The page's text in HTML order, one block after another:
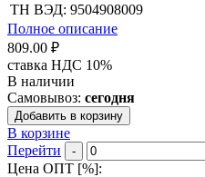
ТН ВЭД: 9504908009
Полное описание
809.00 ₽
ставка НДС 10%
В наличии
Самовывоз: сегодня
Добавить в корзину
В корзине
Перейти
-
Цена ОПТ [%]: